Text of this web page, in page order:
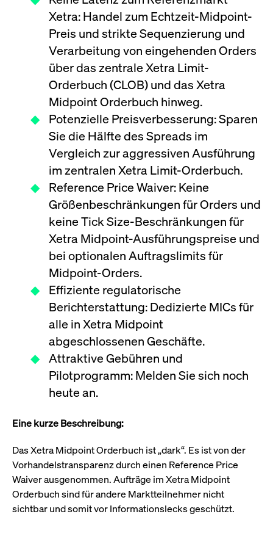
institutionellen Kunden Zugang zu einem
Dark Pool, der die effiziente Ausführung
zum Midpoint-Preis ermöglicht.
Mehr
Jetzt abonnieren
Xetra: Handel zum Echtzeit-Midpoint-
Preis und strikte Sequenzierung und
Verarbeitung von eingehenden Orders
über das zentrale Xetra Limit-
Orderbuch (CLOB) und das Xetra
Midpoint Orderbuch hinweg.
Potenzielle Preisverbesserung: Sparen
Sie die Hälfte des Spreads im
Vergleich zur aggressiven Ausführung
im zentralen Xetra Limit-Orderbuch.
Reference Price Waiver: Keine
Größenbeschränkungen für Orders und
keine Tick Size-Beschränkungen für
Xetra Midpoint-Ausführungspreise und
bei optionalen Auftragslimits für
Midpoint-Orders.
Effiziente regulatorische
Berichterstattung: Dedizierte MICs für
alle in Xetra Midpoint
abgeschlossenen Geschäfte.
Attraktive Gebühren und
Pilotprogramm: Melden Sie sich noch
heute an.
Eine kurze Beschreibung:
Das Xetra Midpoint Orderbuch ist „dark“. Es ist von der
Vorhandelstransparenz durch einen Reference Price
Waiver ausgenommen. Aufträge im Xetra Midpoint
Orderbuch sind für andere Marktteilnehmer nicht
sichtbar und somit vor Informationslecks geschützt.
www.cashmarket.deutsche-
boerse.com
CookieScriptConsent
CookieScript
.cashmarket.deutsche-
ApplicationGatewayAffinityCORS
analytics.deutsche-
boerse.com
boerse.com
Name Anbieter / Domain
Gültig
Beschreibung